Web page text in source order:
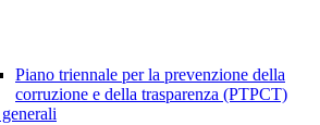
Piano triennale per la prevenzione della
corruzione e della trasparenza (PTPCT)